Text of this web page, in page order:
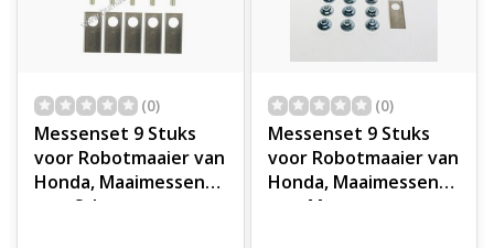
(0)
Messenset 9 Stuks
voor Robotmaaier van
Honda, Maaimessen
met Schroeven voor
(0)
Messenset 9 Stuks
voor Robotmaaier van
Honda, Maaimessen
met Moeren voor